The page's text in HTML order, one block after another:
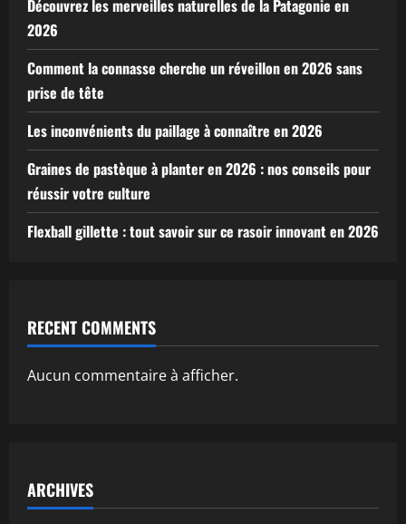
Découvrez les merveilles naturelles de la Patagonie en
2026
Comment la connasse cherche un réveillon en 2026 sans
prise de tête
Les inconvénients du paillage à connaître en 2026
Graines de pastèque à planter en 2026 : nos conseils pour
réussir votre culture
Flexball gillette : tout savoir sur ce rasoir innovant en 2026
RECENT COMMENTS
Aucun commentaire à afficher.
ARCHIVES